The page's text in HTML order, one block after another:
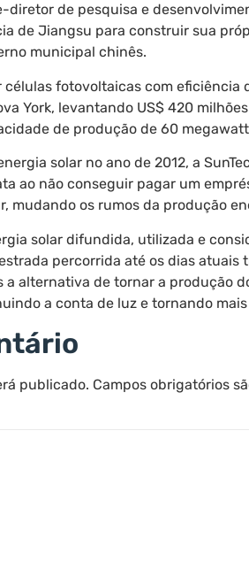
diretor de pesquisa e
de Jiangsu para construir sua
municipal chinês.
fotovoltaicas com eficiência
York, levantando US$ 420
de produção de 60
solar no ano de 2012, a
ao não conseguir pagar um
mudando os rumos da produção
solar difundida, utilizada e
percorrida até os dias
a alternativa de tornar a produção
a conta de luz e tornando
publicado. Campos obrigatórios